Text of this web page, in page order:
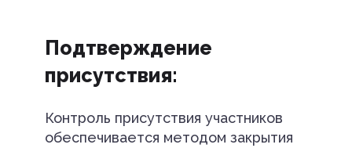
Подтверждение
присутствия:
Контроль присутствия участников
обеспечивается методом закрытия